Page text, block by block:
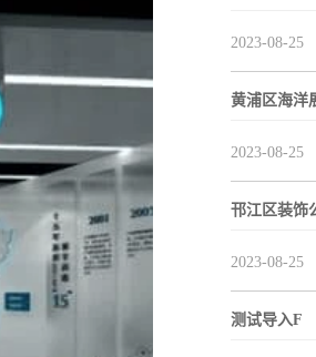
2023-08-25
黄浦区海洋
2023-08-25
邗江区装饰
2023-08-25
测试导入F